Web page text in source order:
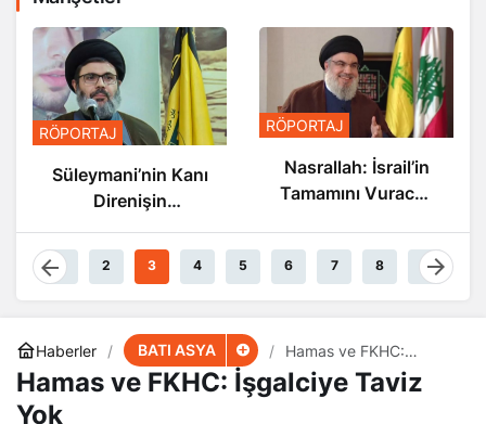
RÖPORTAJ
Süleymani’nin Kanı
Direnişin
Damarlarında
Akıyor
RÖPORTAJ
Nasrallah: İsrail’in
Tamamını Vuracak
1 2 3 4 5 6 7 8 9
Haberler BATI ASYA
Hamas ve FKHC:
İşgalciye Taviz Yok
Hamas ve FKHC: İşgalciye Taviz
Yok